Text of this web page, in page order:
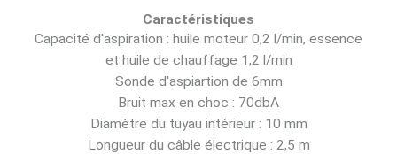
Caractéristiques
Capacité d'aspiration : huile moteur 0,2 l/min, essence
et huile de chauffage 1,2 l/min
Sonde d'aspiartion de 6mm
Bruit max en choc : 70dbA
Diamètre du tuyau intérieur : 10 mm
Longueur du câble électrique : 2,5 m